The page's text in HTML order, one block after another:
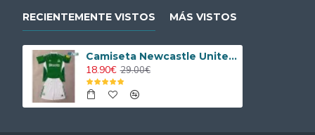
RECIENTEMENTE VISTOS MÁS VISTOS
Camiseta Newcastle United Away 2025/2026 Niño
18.90€ 29.00€